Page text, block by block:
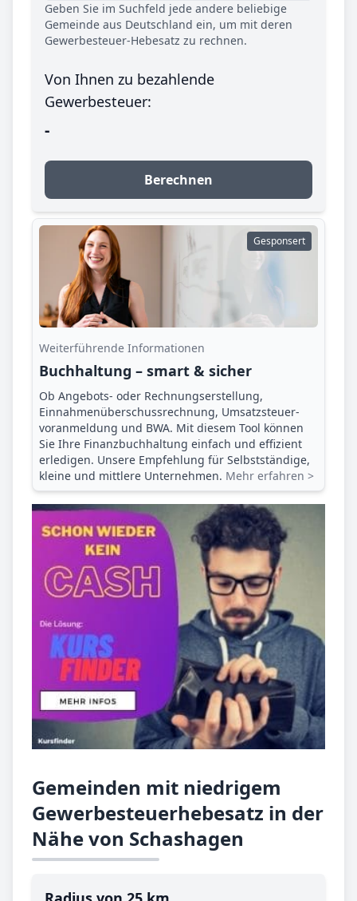
Geben Sie im Suchfeld jede andere beliebige
Gemeinde aus Deutschland ein, um mit deren
Gewerbesteuer-Hebesatz zu rechnen.
Von Ihnen zu bezahlende
Gewerbesteuer:
-
Berechnen
Gesponsert
Weiterführende Informationen
Buchhaltung – smart & sicher
Ob Angebots- oder Rechnungserstellung,
Einnahmenüberschuss­rechnung, Umsatzsteuer­
voranmeldung und BWA. Mit diesem Tool können
Sie Ihre Finanz­buchhaltung einfach und effizient
erledigen. Unsere Empfehlung für Selbstständige,
kleine und mittlere Unternehmen. Mehr erfahren >
Gemeinden mit niedrigem
Gewerbesteuerhebesatz in der
Nähe von Schashagen